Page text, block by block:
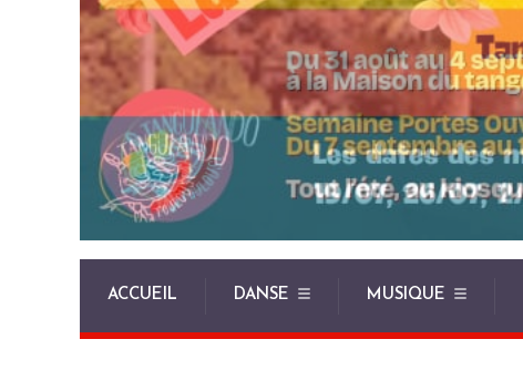
ACCUEIL DANSE MUSIQUE